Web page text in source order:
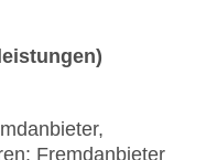
Fremdanbieter